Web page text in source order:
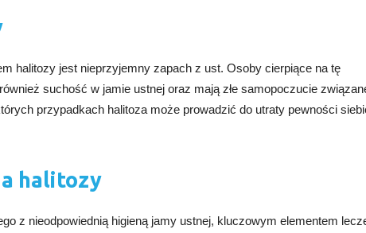
halitozy jest nieprzyjemny zapach z ust. Osoby cierpiące na tę
suchość w jamie ustnej oraz mają złe samopoczucie
przypadkach halitoza może prowadzić do utraty pewności
halitozy
z nieodpowiednią higieną jamy ustnej, kluczowym elementem